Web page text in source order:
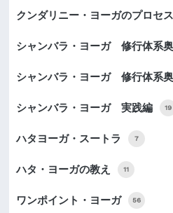
クンダリニー・ヨーガのプロセス
シャンバラ・ヨーガ 修行体系
シャンバラ・ヨーガ 修行体系
シャンバラ・ヨーガ 実践編 19
ハタヨーガ・スートラ 7
ハタ・ヨーガの教え 11
ワンポイント・ヨーガ 56